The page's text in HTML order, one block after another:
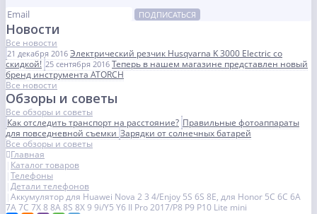
ПОДПИСАТЬСЯ
Новости
Все новости
21 декабря 2016 Электрический резчик Husqvarna K 3000 Electric со
скидкой! 25 сентября 2016 Теперь в нашем магазине представлен новый
бренд инструмента ATORCH
Все новости
Обзоры и советы
Все обзоры и советы
Как отследить транспорт на расстояние? Правильные фотоаппараты
для повседневной съемкиЗарядки от солнечных батарей
Все обзоры и советы
Главная
Каталог товаров
Телефоны
Детали телефонов
Аккумулятор для Huawei Nova 2 3 4/Enjoy 5S 6S 8E, для Honor 5C 6C 6A
7A 7C 7X 8 8A 8S 8X 9 9i/Y5 Y6 II Pro 2017/P8 P9 P10 Lite mini